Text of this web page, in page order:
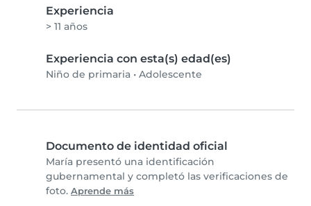
Experiencia
> 11 años
Experiencia con esta(s) edad(es)
Niño de primaria • Adolescente
Documento de identidad oficial
María presentó una identificación
gubernamental y completó las verificaciones de
foto. Aprende más